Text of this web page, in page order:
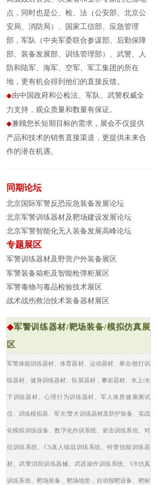
点，同时也是公、检、法（公安部、北京公
安局、消防局）、国家工信部、应急管理
部，军队（中央军委联合参谋部、后勤保障
部、装备发展部、训练管理部）、武警、人
防和陆军、海军、空军、军工集团的所在
地，更有机会得到他们的直接反馈。
◆由中国政府和公检法、军队、武警权威全
力支持，观众质量和数量有保证。
◆兼顾您长短期目标的需求，展会不仅提供
产品和技术的销售直接渠道，更提供未来合
作的潜在机遇。
同期论坛
北京国际军警反恐应急装备发展论坛
北京军警训练器材及靶场建设发展论坛
北京军警智能化无人装备发展高峰论坛
专题展区
军警训练器材及野营户外装备展区
军警装备箱柜及智能枪弹柜展区
军警毒物与毒品检验技术展区
战术战伤救治技术装备器材展区
◆军警训练器材/靶场装备/模拟仿真展
区
军警体能训练器材、体育器材、运动器材、拳击/散打训
练器材、健身训练器材、拓展器材，攀岩器材、水上/水
下训练器材、心理行为训练器材、军人体质健康测试
仪、训练模拟器、军犬/警犬训练器材及防护装备、实战
化模拟训练设备、数字化作训系统、射击训练系统、对
抗训练系统、CS真人镭战训练系统、特警技能训练器
材、武警消防训练器械、武器操作训练系统、VR仿真
训练系统、靶场装备、靶场地垫，自动报靶设备、靶标